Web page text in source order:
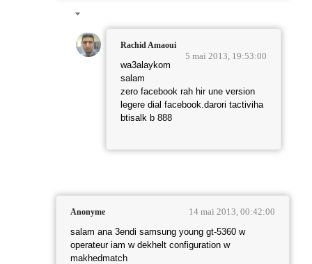
Rachid Amaoui
5 mai 2013, 19:53:00
wa3alaykom
salam
zero facebook rah hir une version
legere dial facebook.darori tactiviha
btisalk b 888
Anonyme 14 mai 2013, 00:42:00
salam ana 3endi samsung young gt-5360 w
operateur iam w dekhelt configuration w
makhedmatch